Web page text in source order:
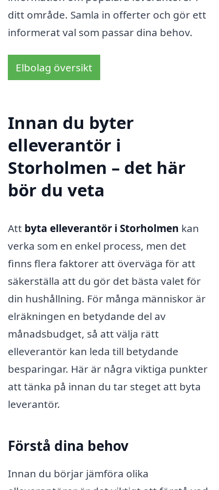
ditt område. Samla in offerter och gör ett
informerat val som passar dina behov.
Elbolag översikt
Innan du byter
elleverantör i
Storholmen – det här
bör du veta
Att byta elleverantör i Storholmen kan
verka som en enkel process, men det
finns flera faktorer att överväga för att
säkerställa att du gör det bästa valet för
din hushållning. För många människor är
elräkningen en betydande del av
månadsbudget, så att välja rätt
elleverantör kan leda till betydande
besparingar. Här är några viktiga punkter
att tänka på innan du tar steget att byta
leverantör.
Förstå dina behov
Innan du börjar jämföra olika